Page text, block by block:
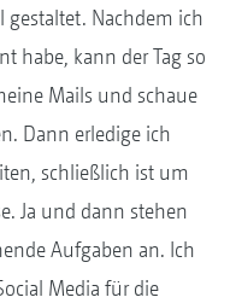
gestaltet. Nachdem ich
habe, kann der Tag so
Mails und schaue
Dann erledige ich
schließlich ist um
Ja und dann stehen
Aufgaben an. Ich
Media für die